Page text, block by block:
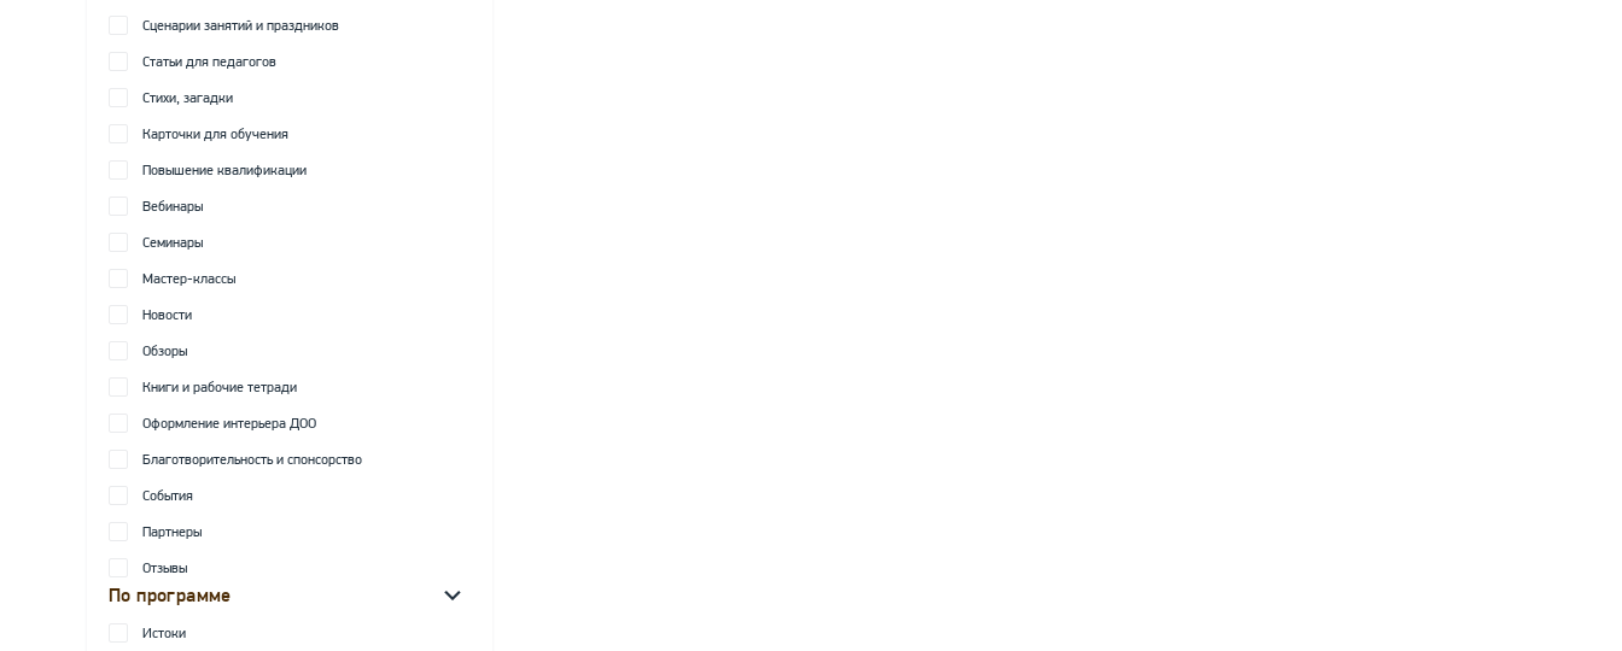
Сценарии занятий и праздников
Статьи для педагогов
Стихи, загадки
Карточки для обучения
Повышение квалификации
Вебинары
Семинары
Мастер-классы
Новости
Обзоры
Книги и рабочие тетради
Оформление интерьера ДОО
Благотворительность и спонсорство
События
Партнеры
Отзывы
По программе
Истоки